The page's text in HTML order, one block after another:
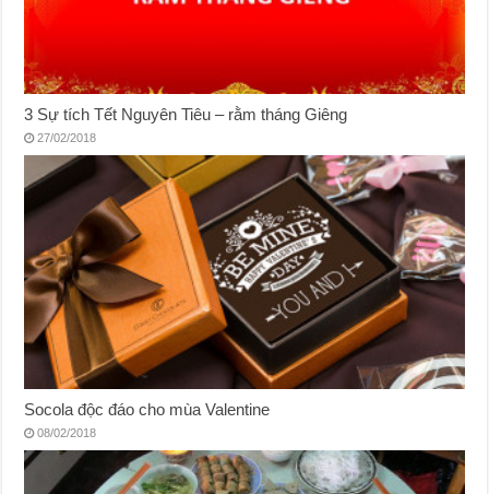
3 Sự tích Tết Nguyên Tiêu – rằm tháng Giêng
27/02/2018
Socola độc đáo cho mùa Valentine
08/02/2018